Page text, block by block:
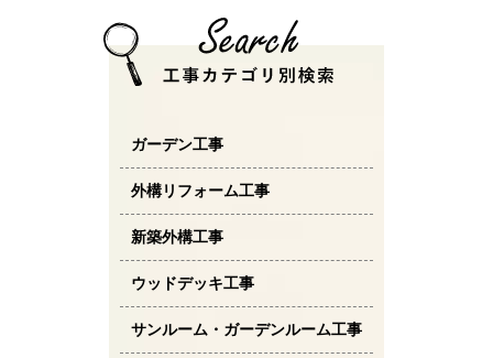
ガーデン工事
外構リフォーム工事
新築外構工事
ウッドデッキ工事
サンルーム・ガーデンルーム工事